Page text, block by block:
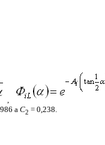
,
aC2 = 0,238.